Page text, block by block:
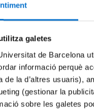
galetes
de Barcelona
informació perquè
de la d’altres usuaris),
(gestionar la
sobre les galetes